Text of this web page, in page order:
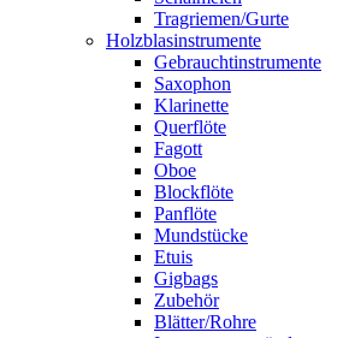
Tragriemen/Gurte
Holzblasinstrumente
Gebrauchtinstrumente
Saxophon
Klarinette
Querflöte
Fagott
Oboe
Blockflöte
Panflöte
Mundstücke
Etuis
Gigbags
Zubehör
Blätter/Rohre